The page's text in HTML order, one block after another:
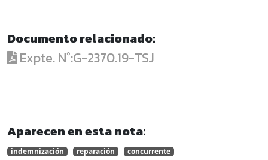
Documento relacionado:
Expte. N°:G-2370.19-TSJ
Aparecen en esta nota:
indemnización reparación
concurrente